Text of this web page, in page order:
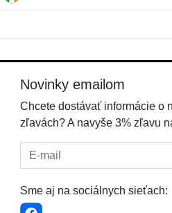
Novinky emailom
Chcete dostávať informácie o
zľavách? A navyše 3% zľavu
E-mail:
Sme aj na sociálnych sieťach: